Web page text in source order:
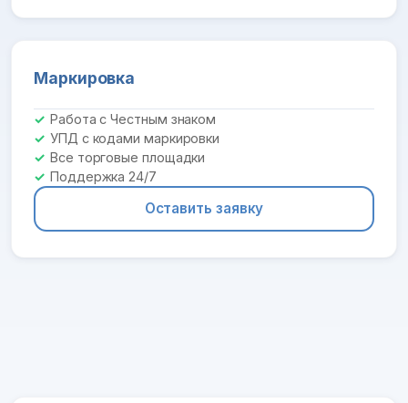
Маркировка
Работа с Честным знаком
УПД с кодами маркировки
Все торговые площадки
Поддержка 24/7
Оставить заявку